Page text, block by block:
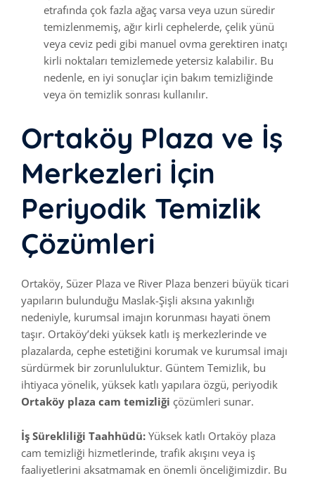
etrafında çok fazla ağaç varsa veya uzun süredir
temizlenmemiş, ağır kirli cephelerde, çelik yünü
veya ceviz pedi gibi manuel ovma gerektiren inatçı
kirli noktaları temizlemede yetersiz kalabilir. Bu
nedenle, en iyi sonuçlar için bakım temizliğinde
veya ön temizlik sonrası kullanılır.
Ortaköy Plaza ve İş
Merkezleri İçin
Periyodik Temizlik
Çözümleri
Ortaköy, Süzer Plaza ve River Plaza benzeri büyük ticari
yapıların bulunduğu Maslak-Şişli aksına yakınlığı
nedeniyle, kurumsal imajın korunması hayati önem
taşır. Ortaköy’deki yüksek katlı iş merkezlerinde ve
plazalarda, cephe estetiğini korumak ve kurumsal imajı
sürdürmek bir zorunluluktur. Güntem Temizlik, bu
ihtiyaca yönelik, yüksek katlı yapılara özgü, periyodik
Ortaköy plaza cam temizliği çözümleri sunar.
İş Sürekliliği Taahhüdü: Yüksek katlı Ortaköy plaza
cam temizliği hizmetlerinde, trafik akışını veya iş
faaliyetlerini aksatmamak en önemli önceliğimizdir. Bu